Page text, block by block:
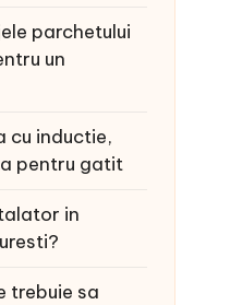
parchetului
un
cu inductie,
pentru gatit
in
trebuie sa